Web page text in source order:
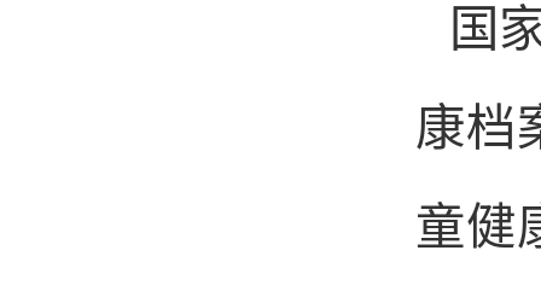
国
康档
童健